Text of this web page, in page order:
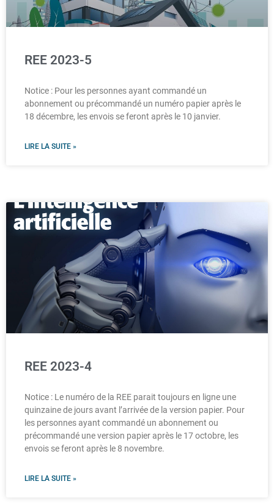
REE 2023-5
Notice : Pour les personnes ayant commandé un
abonnement ou précommandé un numéro papier après le
18 décembre, les envois se feront après le 10 janvier.
LIRE LA SUITE »
REE 2023-4
Notice : Le numéro de la REE parait toujours en ligne une
quinzaine de jours avant l’arrivée de la version papier. Pour
les personnes ayant commandé un abonnement ou
précommandé une version papier après le 17 octobre, les
envois se feront après le 8 novembre.
LIRE LA SUITE »